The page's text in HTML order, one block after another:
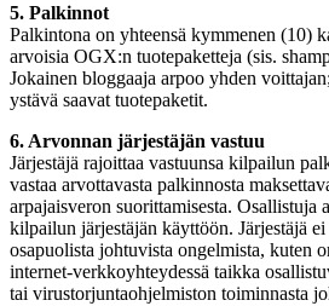
5. Palkinnot
Palkintona on yhteensä kymmenen (10)
arvoisia OGX:n tuotepaketteja (sis.
Jokainen bloggaaja arpoo yhden
ystävä saavat tuotepaketit.
6. Arvonnan järjestäjän vastuu
Järjestäjä rajoittaa vastuunsa kilpailun
vastaa arvottavasta palkinnosta
arpajaisveron suorittamisesta. Osallistuja
kilpailun järjestäjän käyttöön. Järjestäjä
osapuolista johtuvista ongelmista, kuten
internet-verkkoyhteydessä taikka
tai virustorjuntaohjelmiston toiminnasta